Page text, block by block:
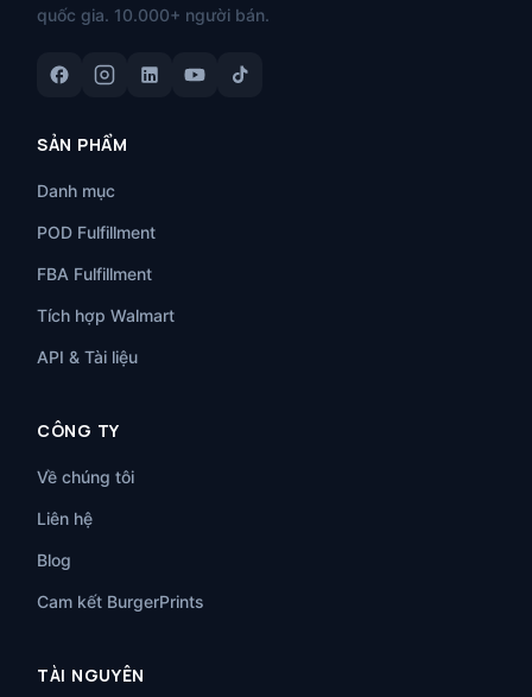
quốc gia. 10.000+ người bán.
SẢN PHẨM
Danh mục
POD Fulfillment
FBA Fulfillment
Tích hợp Walmart
API & Tài liệu
CÔNG TY
Về chúng tôi
Liên hệ
Blog
Cam kết BurgerPrints
TÀI NGUYÊN